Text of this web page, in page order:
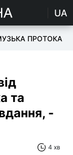
UA
ПРОТОКА
та
-
4 хв